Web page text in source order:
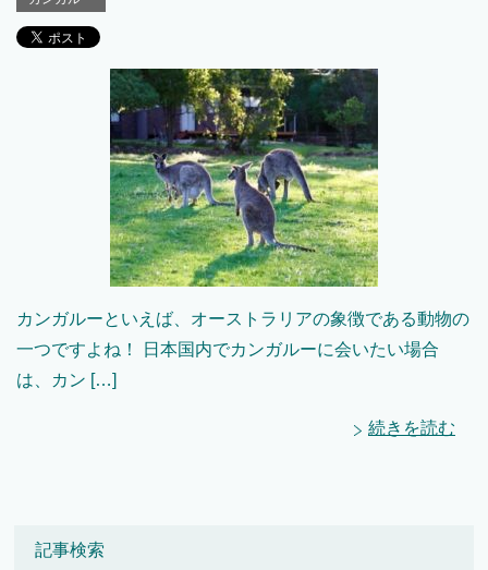
カンガルーといえば、オーストラリアの象徴である動物の
一つですよね！ 日本国内でカンガルーに会いたい場合
は、カン […]
続きを読む
記事検索